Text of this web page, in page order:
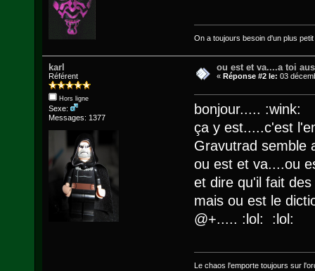
On a toujours besoin d'un plus
karl
Référent
Hors ligne
Sexe:
Messages: 1377
ou est et va....a toi
«Réponse #2 le: 03
bonjour..... :wink:
ça y est.....c'est
Gravutrad semble
ou est et va....ou
et dire qu'il fait
mais ou est le
@+..... :lol: :lol:
Le chaos l'emporte toujours sur